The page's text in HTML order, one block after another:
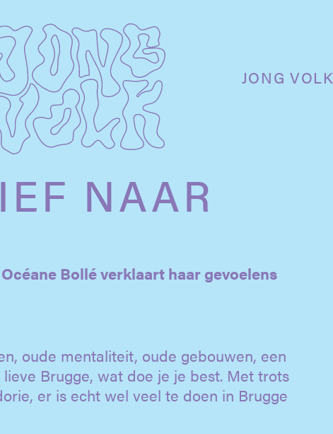
JONG VOLK
NAAR
Bollé verklaart haar gevoelens
oude mentaliteit, oude gebouwen, een
Brugge, wat doe je je best. Met trots
er is echt wel veel te doen in Brugge